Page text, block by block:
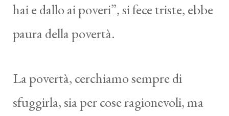
hai e dallo ai poveri”, si fece triste, ebbe
paura della povertà.
La povertà, cerchiamo sempre di
sfuggirla, sia per cose ragionevoli, ma